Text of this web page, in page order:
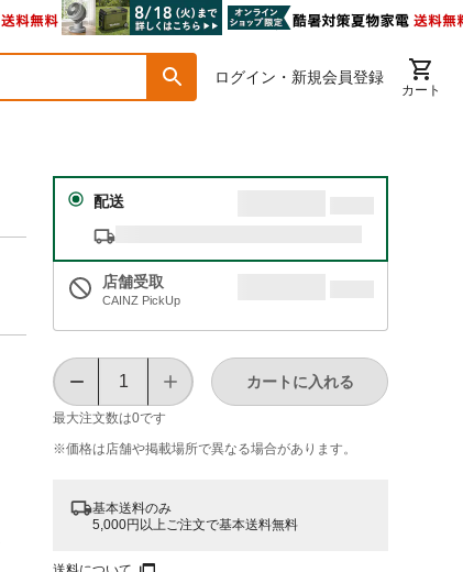
ログイン・新規会員登録
カート
配送
店舗受取
CAINZ PickUp
最大注文数は0です
カートに入れる
※価格は​店舗や​掲載場所で​異なる​場合が​あります。
基本送料のみ
5,000円以上ご注文で基本送料無料